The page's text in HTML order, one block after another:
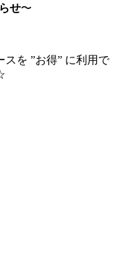
せ〜
を ”お得” に利用で